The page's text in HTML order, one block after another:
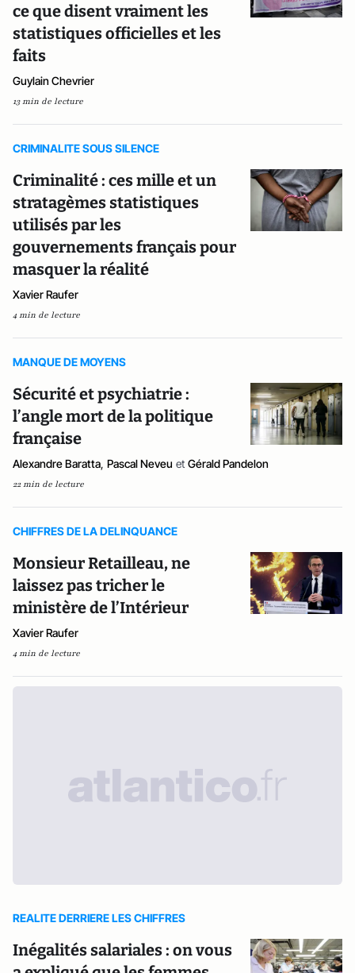
ce que disent vraiment les
statistiques officielles et les
faits
Guylain Chevrier
13 min de lecture
CRIMINALITE SOUS SILENCE
Criminalité : ces mille et un
stratagèmes statistiques
utilisés par les
gouvernements français pour
masquer la réalité
Xavier Raufer
4 min de lecture
MANQUE DE MOYENS
Sécurité et psychiatrie :
l’angle mort de la politique
française
Alexandre Baratta, Pascal Neveu et Gérald Pandelon
22 min de lecture
CHIFFRES DE LA DELINQUANCE
Monsieur Retailleau, ne
laissez pas tricher le
ministère de l’Intérieur
Xavier Raufer
4 min de lecture
REALITE DERRIERE LES CHIFFRES
Inégalités salariales : on vous